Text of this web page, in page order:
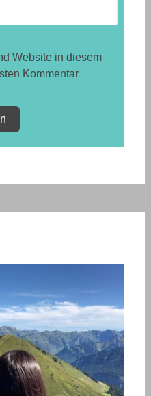
Website in diesem
Kommentar